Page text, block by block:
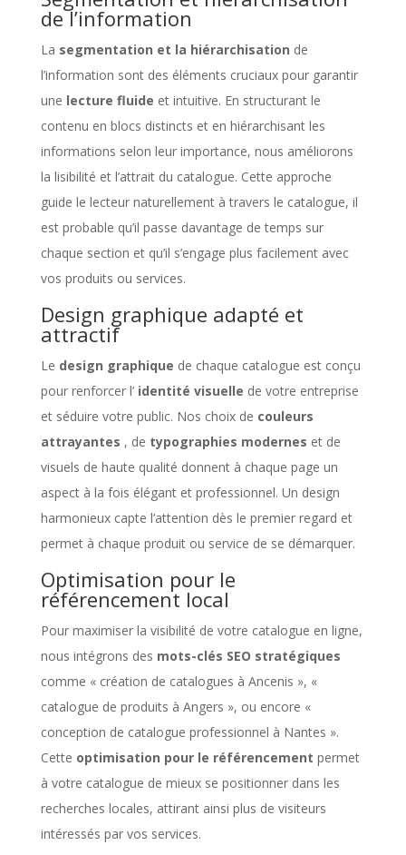
de l’information
La segmentation et la hiérarchisation de
l’information sont des éléments cruciaux pour garantir
une lecture fluide et intuitive. En structurant le
contenu en blocs distincts et en hiérarchisant les
informations selon leur importance, nous améliorons
la lisibilité et l’attrait du catalogue. Cette approche
guide le lecteur naturellement à travers le catalogue, il
est probable qu’il passe davantage de temps sur
chaque section et qu’il s’engage plus facilement avec
vos produits ou services.
Design graphique adapté et
attractif
Le design graphique de chaque catalogue est conçu
pour renforcer l’ identité visuelle de votre entreprise
et séduire votre public. Nos choix de couleurs
attrayantes , de typographies modernes et de
visuels de haute qualité donnent à chaque page un
aspect à la fois élégant et professionnel. Un design
harmonieux capte l’attention dès le premier regard et
permet à chaque produit ou service de se démarquer.
Optimisation pour le
référencement local
Pour maximiser la visibilité de votre catalogue en ligne,
nous intégrons des mots-clés SEO stratégiques
comme « création de catalogues à Ancenis », «
catalogue de produits à Angers », ou encore «
conception de catalogue professionnel à Nantes ».
Cette optimisation pour le référencement permet
à votre catalogue de mieux se positionner dans les
recherches locales, attirant ainsi plus de visiteurs
intéressés par vos services.